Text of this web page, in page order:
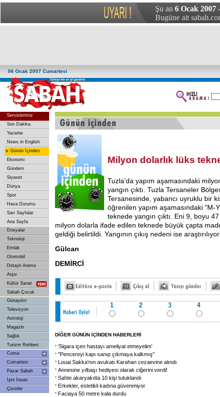
Şu an 6 Ocak 2007
Bugüne ait
06 Ocak 2007 Cumartesi
Servislerimiz
Son Dakika
Yazarlar
News in English
» Günün İçinden
Ekonomi
Gündem
Siyaset
Dünya
Spor
Hava Durumu
Sarı Sayfalar
Ana Sayfa
Dosyalar
Teknoloji
Emlak
Otomobil
Detaylı Arama
Arşiv
Kültür Sanat
Sabah Çocuk
Günaydın
Televizyon
Astroloji
Magazin
Sağlık
Turizm Rehberi
Cuma
Cumartesi
Pazar Sabah
İşte İnsan
Çizerler
Milyon dolarlık lüks
Tuzla'da yapım aşamasındaki
yangın çıktı. Tuzla Tersaneler
Tersanesinde, yabancı uyruklu bir
öğrenilen yapım aşamasındaki "M-
teknede yangın çıktı. Eni 9, boyu
milyon dolarla ifade edilen teknede büyük çapta
geldiği belirtildi. Yangının çıkış nedeni ise
Gülcan
DEMİRCİ
1 2 3 4
DİĞER GÜNÜN İÇİNDEN HABERLERİ
'Sigara içen hastayı ameliyat etmeyelim'
"Pencereyi kapı sanıp çıkmaya kalkmış"
Louai Sakka'nın avukatı Karahan cezaevine alındı
Annesine yılbaşı hediyesi olarak ciğerini verdi!
Sahte akaryakıtta 10 kişi tutuklandı
Erkekler, estetikli kadına güvenmiyor
Faciaya 50 metre kala durdu